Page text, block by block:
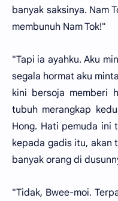
banyak saksinya. Nam
membunuh Nam Tok!"
"Tapi ia ayahku. Aku
segala hormat aku
kini bersoja memberi
tubuh merangkap
Hong. Hati pemuda ini
kepada gadis itu, akan
banyak orang di
"Tidak, Bwee-moi.